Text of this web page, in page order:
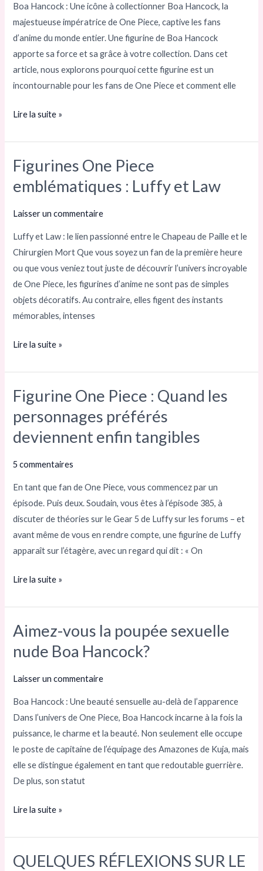
Boa Hancock : Une icône à collectionner Boa Hancock, la
majestueuse impératrice de One Piece, captive les fans
d’anime du monde entier. Une figurine de Boa Hancock
apporte sa force et sa grâce à votre collection. Dans cet
article, nous explorons pourquoi cette figurine est un
incontournable pour les fans de One Piece et comment elle
figurines
de
collection
One
Piece
Lire la suite »
Figurines One Piece
emblématiques : Luffy et Law
Laisser un commentaire
Luffy et Law : le lien passionné entre le Chapeau de Paille et le
Chirurgien Mort Que vous soyez un fan de la première heure
ou que vous veniez tout juste de découvrir l’univers incroyable
de One Piece, les figurines d’anime ne sont pas de simples
objets décoratifs. Au contraire, elles figent des instants
mémorables, intenses
Figurines
Piece
emblématiques
Luffy
et
Law
Lire la suite »
Figurine One Piece : Quand les
personnages préférés
deviennent enfin tangibles
5 commentaires
En tant que fan de One Piece, vous commencez par un
épisode. Puis deux. Soudain, vous êtes à l’épisode 385, à
discuter de théories sur le Gear 5 de Luffy sur les forums – et
avant même de vous en rendre compte, une figurine de Luffy
apparaît sur l’étagère, avec un regard qui dit : « On
Figurine
Piece :
Quand
préférés
deviennent
enfin
tangibles
Lire la suite »
Aimez-vous la poupée sexuelle
nude Boa Hancock?
Laisser un commentaire
Boa Hancock : Une beauté sensuelle au-delà de l’apparence
Dans l’univers de One Piece, Boa Hancock incarne à la fois la
puissance, le charme et la beauté. Non seulement elle occupe
le poste de capitaine de l’équipage des Amazones de Kuja, mais
elle se distingue également en tant que redoutable guerrière.
De plus, son statut
Aimez-
la
poupée
nude
Boa
Hancock?
Lire la suite »
QUELQUES RÉFLEXIONS SUR LE
QUELQUES